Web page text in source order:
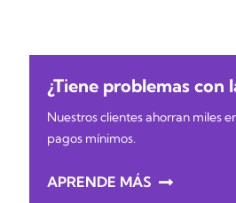
¿Tiene problemas con
Nuestros clientes ahorran miles
pagos mínimos.
APRENDE MÁS